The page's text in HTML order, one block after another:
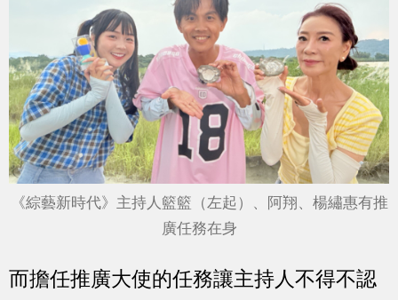
《綜藝新時代》主持人籃籃（左起）、阿翔、楊繡惠有推
廣任務在身
而擔任推廣大使的任務讓主持人不得不認